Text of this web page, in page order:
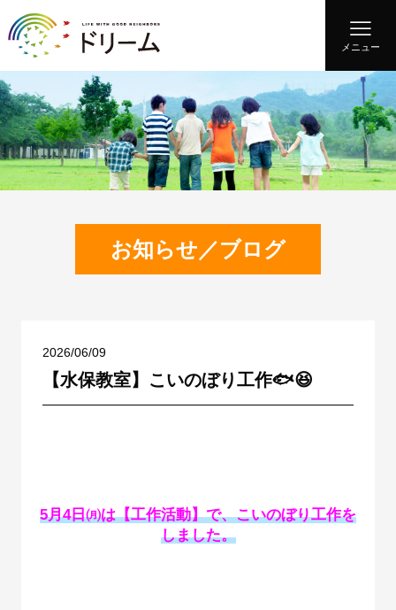
メニュー
お知らせ／ブログ
2026/06/09
【水保教室】こいのぼり工作🐟😆
5月4日㈪は【工作活動】で、こいのぼり工作を
しました。